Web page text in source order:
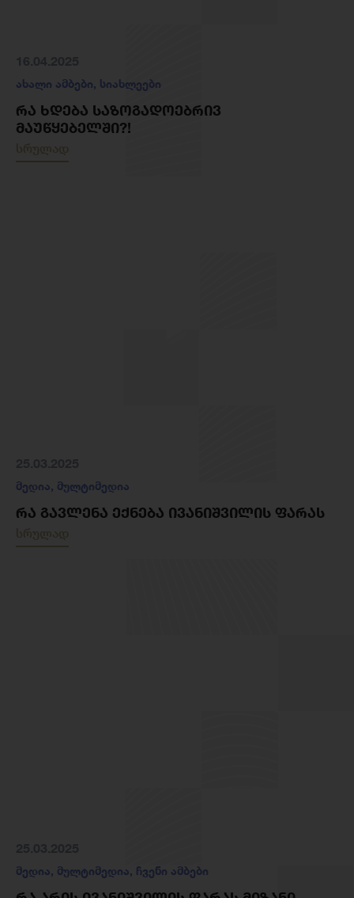
ახალი ამბები, სიახლეები
ᲠᲐ ᲮᲓᲔᲑᲐ ᲡᲐᲖᲝᲒᲐᲓᲝᲔᲑᲠᲘᲕ
ᲛᲐᲣᲬᲧᲔᲑᲔᲚᲨᲘ?!
სრულად
მედია, მულტიმედია
ᲠᲐ ᲒᲐᲕᲚᲔᲜᲐ ᲔᲥᲜᲔᲑᲐ ᲘᲕᲐᲜᲘᲨᲕᲘᲚᲘᲡ ᲤᲐᲠᲐᲡ
სრულად
მედია, მულტიმედია, ჩვენი ამბები